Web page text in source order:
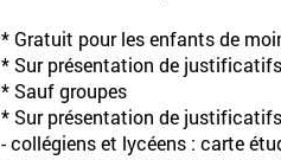
* Gratuit pour les enfants de
* Sur présentation de
* Sauf groupes
* Sur présentation de justificatifs
- collégiens et lycéens : carte